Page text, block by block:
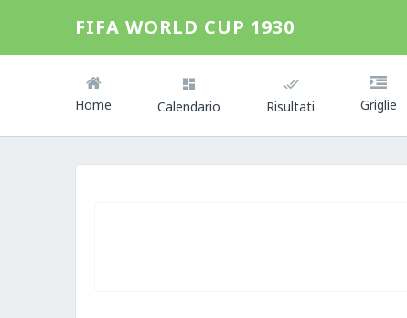
FIFA WORLD CUP 1930
Home Calendario Risultati Griglie